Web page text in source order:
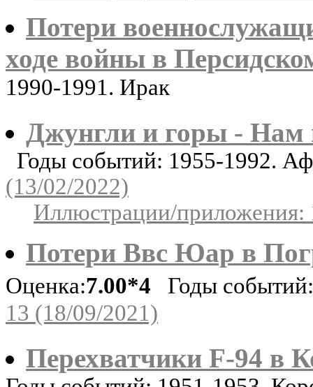
Потери
ходе войны в
1990-1991. Ирак
Джунгли и горы - Нам
Годы событий: 1955-1992.
(13/02/2022)
Иллюстрации/приложения:
Потери Ввс Юар в
Оценка:7.00*4 Годы
13 (18/09/2021)
Перехватчики F-94 в